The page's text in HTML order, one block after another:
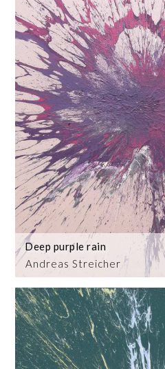
Andreas Streicher
Deep purple rain